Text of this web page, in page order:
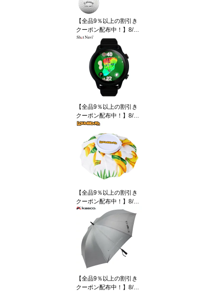
【全品9％以上の割引き
クーポン配布中！】8/11
まで キャロウェイ E・
R・C SOFT ERCソフト
ゴルフボール 1ダース
（12球入り） トリプ
ル・トラック ホワイト [2
025年モデル]
【全品9％以上の割引き
クーポン配布中！】8/11
まで ショットナビ 腕時
計型GPSゴルフナビ Sho
t Navi VELLIX V12 べリ
ックス 1.2インチ AMOL
ED ブラック
【全品9％以上の割引き
クーポン配布中！】8/11
まで ラウドマウス ユニ
セックス 氷のう 765938
310 バナナ [2025年モデ
ル] 特価
【全品9％以上の割引き
クーポン配布中！】8/11